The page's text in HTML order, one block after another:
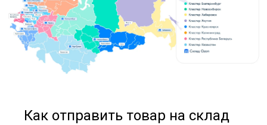
Как отправить товар на склад